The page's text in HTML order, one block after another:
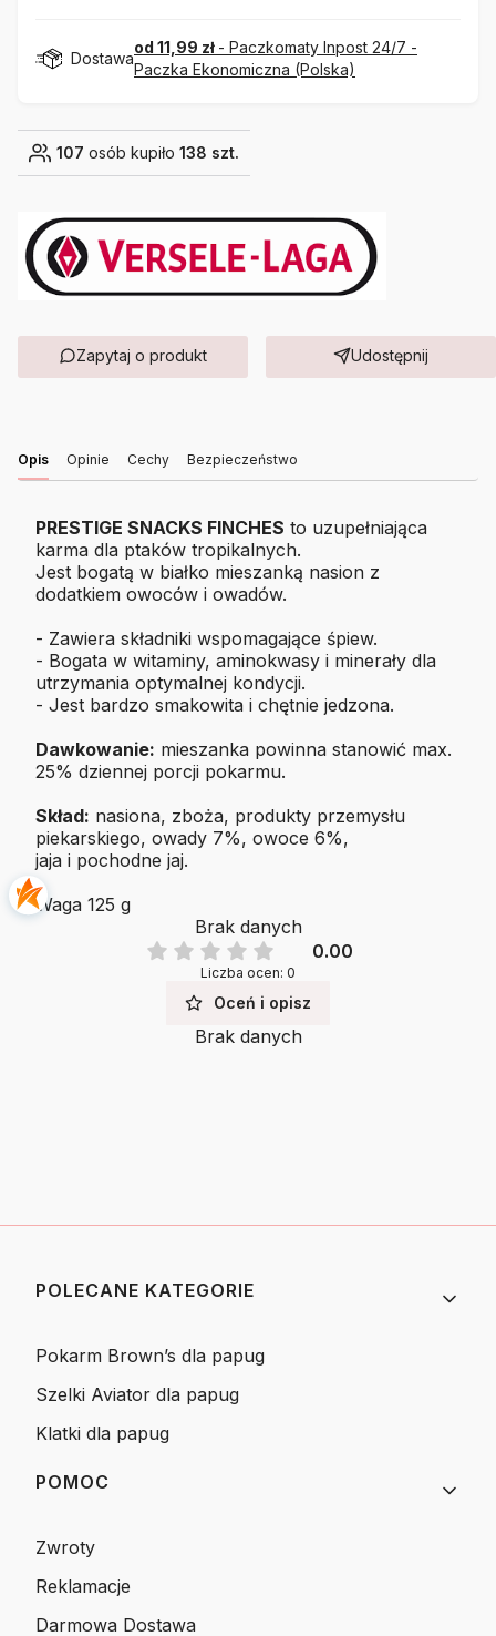
Dostawa
od 11,99 zł - Paczkomaty Inpost 24/7 -
Paczka Ekonomiczna (Polska)
107 osób kupiło 138 szt.
Zapytaj o produkt Udostępnij
Opis Opinie Cechy Bezpieczeństwo
PRESTIGE SNACKS FINCHES to uzupełniająca
karma dla ptaków tropikalnych.
Jest bogatą w białko mieszanką nasion z
dodatkiem owoców i owadów.
- Zawiera składniki wspomagające śpiew.
- Bogata w witaminy, aminokwasy i minerały dla
utrzymania optymalnej kondycji.
- Jest bardzo smakowita i chętnie jedzona.
Dawkowanie: mieszanka powinna stanowić max.
25% dziennej porcji pokarmu.
Skład: nasiona, zboża, produkty przemysłu
piekarskiego, owady 7%, owoce 6%,
jaja i pochodne jaj.
Waga 125 g
Brak danych
0.00
Liczba ocen: 0
Oceń i opisz
Brak danych
Linki w stopce
POLECANE KATEGORIE
Pokarm Brown’s dla papug
Szelki Aviator dla papug
Klatki dla papug
POMOC
Zwroty
Reklamacje
Darmowa Dostawa